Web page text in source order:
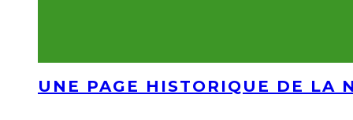
UNE PAGE HISTORIQUE DE LA